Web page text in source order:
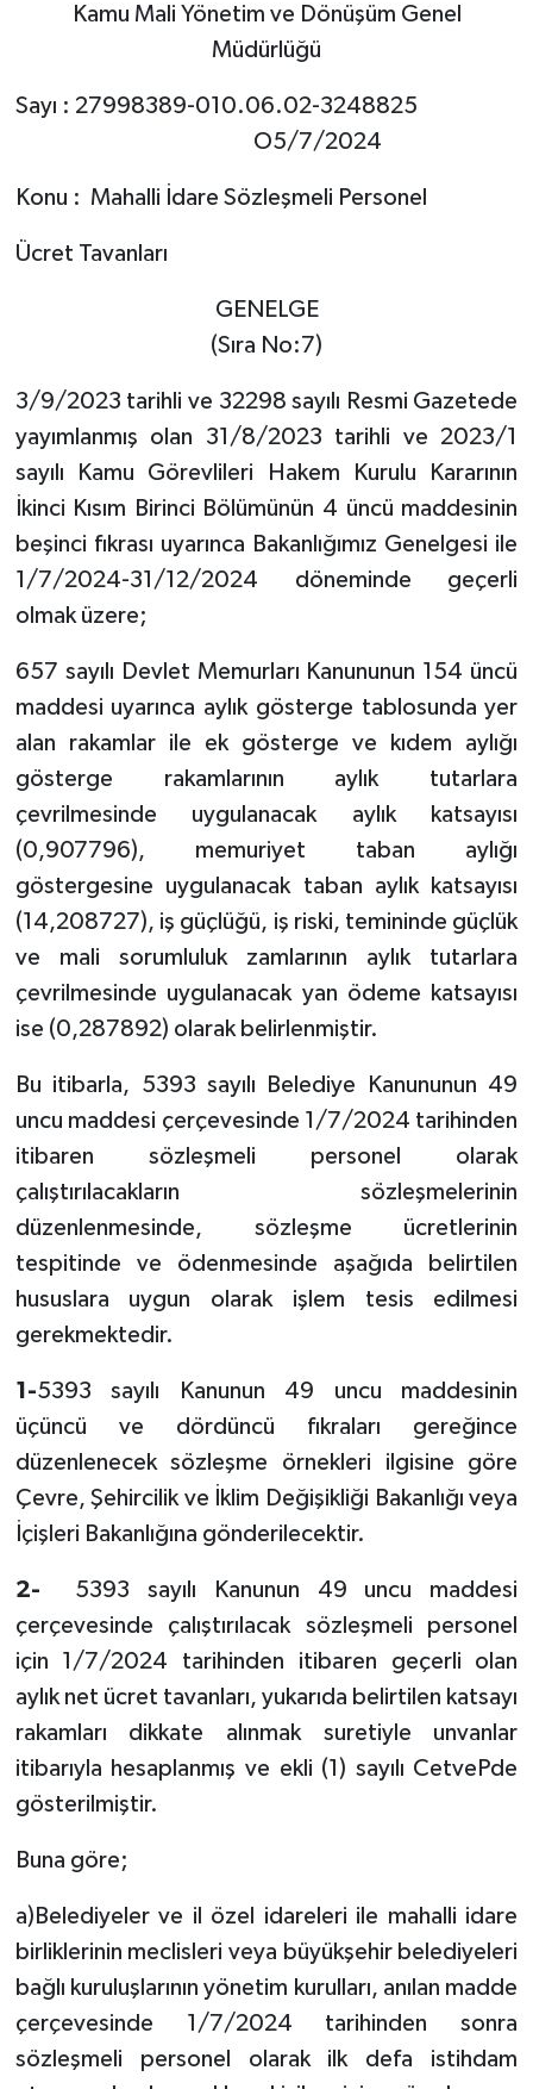
Kamu Mali Yönetim ve Dönüşüm Genel
Müdürlüğü
Sayı : 27998389-010.06.02-3248825
O5/7/2024
Konu : Mahalli İdare Sözleşmeli Personel
Ücret Tavanları
GENELGE
(Sıra No:7)
3/9/2023 tarihli ve 32298 sayılı Resmi Gazetede
yayımlanmış olan 31/8/2023 tarihli ve 2023/1
sayılı Kamu Görevlileri Hakem Kurulu Kararının
İkinci Kısım Birinci Bölümünün 4 üncü maddesinin
beşinci fıkrası uyarınca Bakanlığımız Genelgesi ile
1/7/2024-31/12/2024 döneminde geçerli
olmak üzere;
657 sayılı Devlet Memurları Kanununun 154 üncü
maddesi uyarınca aylık gösterge tablosunda yer
alan rakamlar ile ek gösterge ve kıdem aylığı
gösterge rakamlarının aylık tutarlara
çevrilmesinde uygulanacak aylık katsayısı
(0,907796), memuriyet taban aylığı
göstergesine uygulanacak taban aylık katsayısı
(14,208727), iş güçlüğü, iş riski, temininde güçlük
ve mali sorumluluk zamlarının aylık tutarlara
çevrilmesinde uygulanacak yan ödeme katsayısı
ise (0,287892) olarak belirlenmiştir.
Bu itibarla, 5393 sayılı Belediye Kanununun 49
uncu maddesi çerçevesinde 1/7/2024 tarihinden
itibaren sözleşmeli personel olarak
çalıştırılacakların sözleşmelerinin
düzenlenmesinde, sözleşme ücretlerinin
tespitinde ve ödenmesinde aşağıda belirtilen
hususlara uygun olarak işlem tesis edilmesi
gerekmektedir.
1-5393 sayılı Kanunun 49 uncu maddesinin
üçüncü ve dördüncü fıkraları gereğince
düzenlenecek sözleşme örnekleri ilgisine göre
Çevre, Şehircilik ve İklim Değişikliği Bakanlığı veya
İçişleri Bakanlığına gönderilecektir.
2- 5393 sayılı Kanunun 49 uncu maddesi
çerçevesinde çalıştırılacak sözleşmeli personel
için 1/7/2024 tarihinden itibaren geçerli olan
aylık net ücret tavanları, yukarıda belirtilen katsayı
rakamları dikkate alınmak suretiyle unvanlar
itibarıyla hesaplanmış ve ekli (1) sayılı CetvePde
gösterilmiştir.
Buna göre;
a)Belediyeler ve il özel idareleri ile mahalli idare
birliklerinin meclisleri veya büyükşehir belediyeleri
bağlı kuruluşlarının yönetim kurulları, anılan madde
çerçevesinde 1/7/2024 tarihinden sonra
sözleşmeli personel olarak ilk defa istihdam